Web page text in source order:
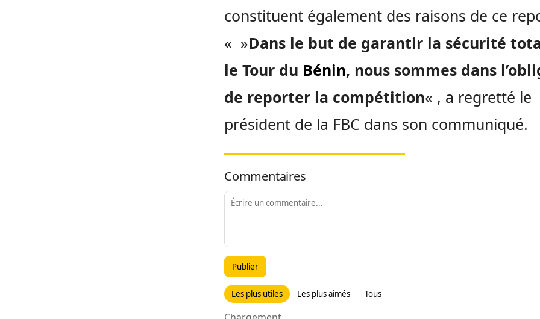
constituent également des raisons de ce
« »Dans le but de garantir la sécurité
le Tour du Bénin, nous sommes dans
de reporter la compétition« , a regretté le
président de la FBC dans son communiqué.
Commentaires
Publier
Les plus utiles Les plus aimés Tous